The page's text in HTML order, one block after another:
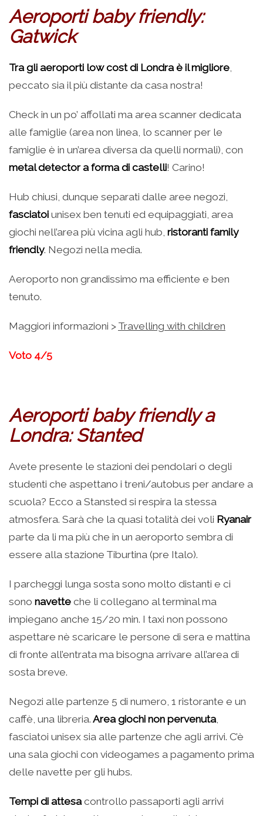
Aeroporti baby friendly:
Gatwick
Tra gli aeroporti low cost di Londra è il migliore,
peccato sia il più distante da casa nostra!
Check in un po’ affollati ma area scanner dedicata
alle famiglie (area non linea, lo scanner per le
famiglie è in un’area diversa da quelli normali), con
metal detector a forma di castelli! Carino!
Hub chiusi, dunque separati dalle aree negozi,
fasciatoi unisex ben tenuti ed equipaggiati, area
giochi nell’area più vicina agli hub, ristoranti family
friendly. Negozi nella media.
Aeroporto non grandissimo ma efficiente e ben
tenuto.
Maggiori informazioni > Travelling with children
Voto 4/5
Aeroporti baby friendly a
Londra: Stanted
Avete presente le stazioni dei pendolari o degli
studenti che aspettano i treni/autobus per andare a
scuola? Ecco a Stansted si respira la stessa
atmosfera. Sarà che la quasi totalità dei voli Ryanair
parte da li ma più che in un aeroporto sembra di
essere alla stazione Tiburtina (pre Italo).
I parcheggi lunga sosta sono molto distanti e ci
sono navette che li collegano al terminal ma
impiegano anche 15/20 min. I taxi non possono
aspettare nè scaricare le persone di sera e mattina
di fronte all’entrata ma bisogna arrivare all’area di
sosta breve.
Negozi alle partenze 5 di numero, 1 ristorante e un
caffè, una libreria. Area giochi non pervenuta,
fasciatoi unisex sia alle partenze che agli arrivi. C’è
una sala giochi con videogames a pagamento prima
delle navette per gli hubs.
Tempi di attesa controllo passaporti agli arrivi